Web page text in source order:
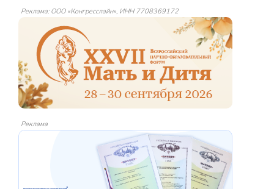
Реклама: ООО «Конгресслайн», ИНН 7708369172
Реклама